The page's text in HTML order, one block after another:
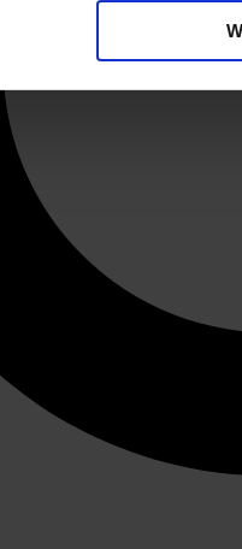
gegevens worden
en advertenties te
Ook delen we informatie
Deze partners kunnen
op basis van uw